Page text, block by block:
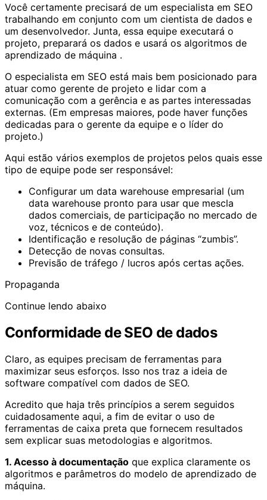
Você certamente precisará de um especialista em SEO
trabalhando em conjunto com um cientista de dados e
um desenvolvedor. Junta, essa equipe executará o
projeto, preparará os dados e usará os algoritmos de
aprendizado de máquina .
O especialista em SEO está mais bem posicionado para
atuar como gerente de projeto e lidar com a
comunicação com a gerência e as partes interessadas
externas. (Em empresas maiores, pode haver funções
dedicadas para o gerente da equipe e o líder do
projeto.)
Aqui estão vários exemplos de projetos pelos quais esse
tipo de equipe pode ser responsável:
Configurar um data warehouse empresarial (um
data warehouse pronto para usar que mescla
dados comerciais, de participação no mercado de
voz, técnicos e de conteúdo).
Identificação e resolução de páginas “zumbis”.
Detecção de novas consultas.
Previsão de tráfego / lucros após certas ações.
Propaganda
Continue lendo abaixo
Conformidade de SEO de dados
Claro, as equipes precisam de ferramentas para
maximizar seus esforços. Isso nos traz a ideia de
software compatível com dados de SEO.
Acredito que haja três princípios a serem seguidos
cuidadosamente aqui, a fim de evitar o uso de
ferramentas de caixa preta que fornecem resultados
sem explicar suas metodologias e algoritmos.
1. Acesso à documentação que explica claramente os
algoritmos e parâmetros do modelo de aprendizado de
máquina.